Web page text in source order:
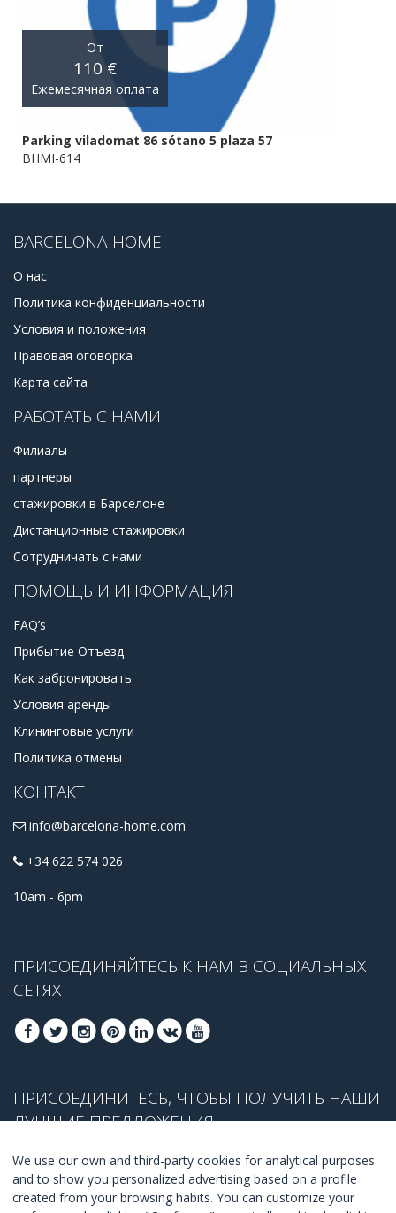
От
110 €
Ежемесячная оплата
Parking viladomat 86 sótano 5 plaza 57
BHMI-614
BARCELONA-HOME
О нас
Политика конфиденциальности
Условия и положения
Правовая оговорка
Карта сайта
РАБОТАТЬ С НАМИ
Филиалы
партнеры
стажировки в Барселоне
Дистанционные стажировки
Сотрудничать с нами
ПОМОЩЬ И ИНФОРМАЦИЯ
FAQ’s
Прибытие Отъезд
Как забронировать
Условия аренды
Клининговые услуги
Политика отмены
КОНТАКТ
info@barcelona-home.com
+34 622 574 026
10am - 6pm
ПРИСОЕДИНЯЙТЕСЬ К НАМ В СОЦИАЛЬНЫХ
СЕТЯХ
ПРИСОЕДИНИТЕСЬ, ЧТОБЫ ПОЛУЧИТЬ НАШИ
ЛУЧШИЕ ПРЕДЛОЖЕНИЯ
We use our own and third-party cookies for analytical purposes
and to show you personalized advertising based on a profile
created from your browsing habits. You can customize your